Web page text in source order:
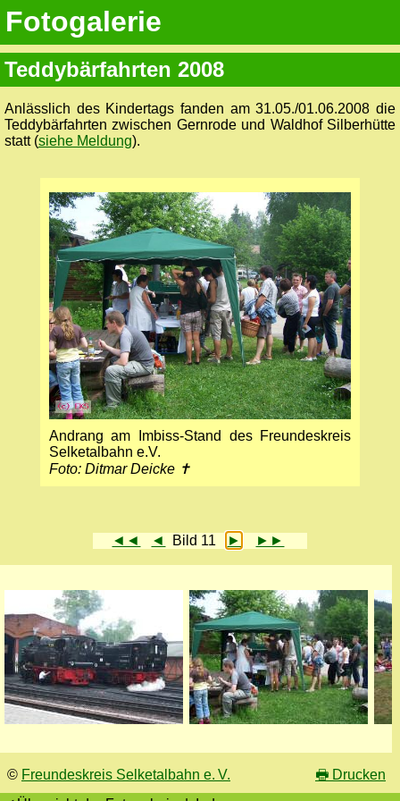
Fotogalerie
Teddybärfahrten 2008
Anlässlich des Kindertags fanden am 31.05./01.06.2008 die
Teddybärfahrten zwischen Gernrode und Waldhof Silberhütte
statt (siehe Meldung).
Andrang am Imbiss-Stand des Freundeskreis
Selketalbahn e.​V.
Foto: Ditmar Deicke ✝
◄◄ ◄ Bild 11 ► ►►
© Freundeskreis Selketalbahn e. V. 🖶 Drucken